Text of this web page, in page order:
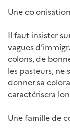
Une
Il faut insister
vagues
colons, de
les pasteurs, ne
donner sa
caractérisera
Une famille de